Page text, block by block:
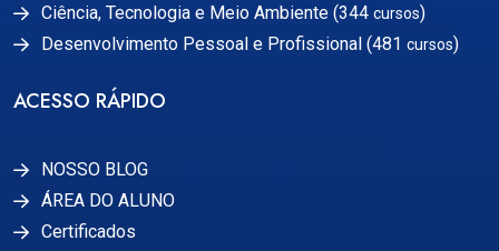
Ciência, Tecnologia e Meio Ambiente (344 cursos)
Desenvolvimento Pessoal e Profissional (481 cursos)
ACESSO RÁPIDO
NOSSO BLOG
ÁREA DO ALUNO
Certificados